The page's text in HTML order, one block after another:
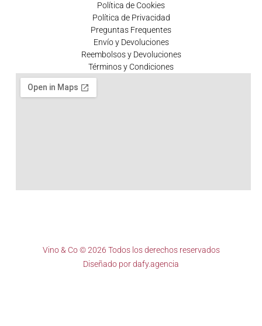
Política de Cookies
Política de Privacidad
Preguntas Frequentes
Envío y Devoluciones
Reembolsos y Devoluciones
Términos y Condiciones
Vino & Co © 2026 Todos los derechos reservados
Diseñado pordafy.agencia